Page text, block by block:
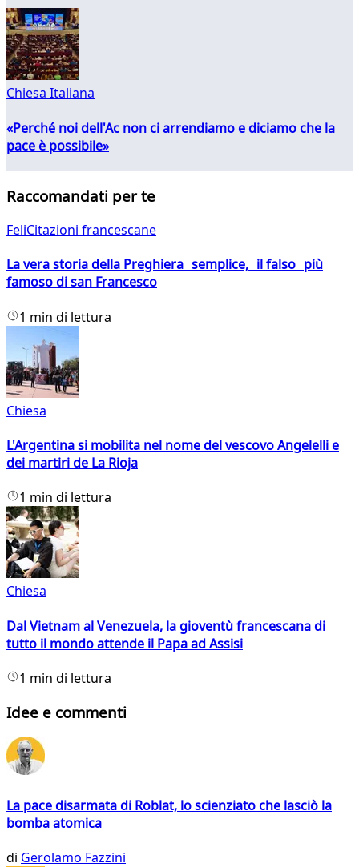
Chiesa Italiana
«Perché noi dell'Ac non ci arrendiamo e diciamo che la
pace è possibile»
Raccomandati per te
FeliCitazioni francescane
La vera storia della Preghiera semplice, il falso più
famoso di san Francesco
1 min di lettura
Chiesa
L'Argentina si mobilita nel nome del vescovo Angelelli e
dei martiri de La Rioja
1 min di lettura
Chiesa
Dal Vietnam al Venezuela, la gioventù francescana di
tutto il mondo attende il Papa ad Assisi
1 min di lettura
Idee e commenti
La pace disarmata di Roblat, lo scienziato che lasciò la
bomba atomica
di Gerolamo Fazzini